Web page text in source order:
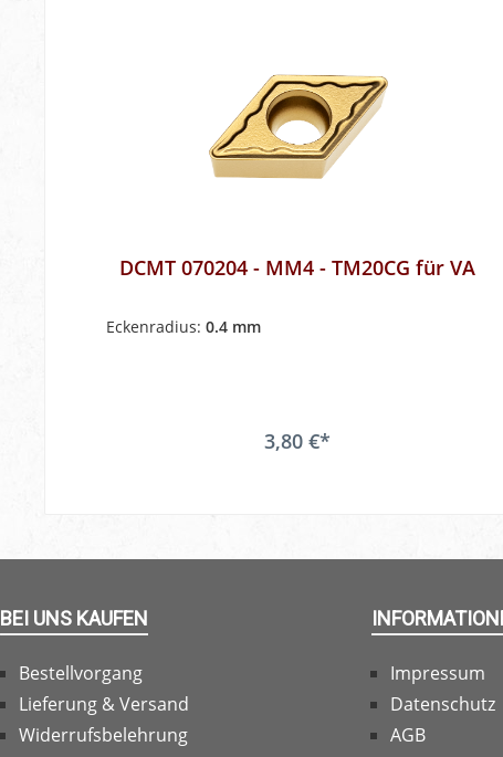
DCMT 070204 - MM4 - TM20CG für VA
Eckenradius: 0.4 mm
3,80 €*
BEI UNS KAUFEN
Bestellvorgang
Lieferung & Versand
Widerrufsbelehrung
Impressum
Datenschutz
AGB